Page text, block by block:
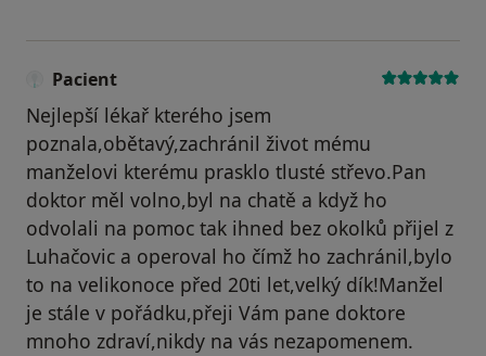
Pacient
Nejlepší lékař kterého jsem
poznala,obětavý,zachránil život mému
manželovi kterému prasklo tlusté střevo.Pan
doktor měl volno,byl na chatě a když ho
odvolali na pomoc tak ihned bez okolků přijel z
Luhačovic a operoval ho čímž ho zachránil,bylo
to na velikonoce před 20ti let,velký dík!Manžel
je stále v pořádku,přeji Vám pane doktore
mnoho zdraví,nikdy na vás nezapomenem.